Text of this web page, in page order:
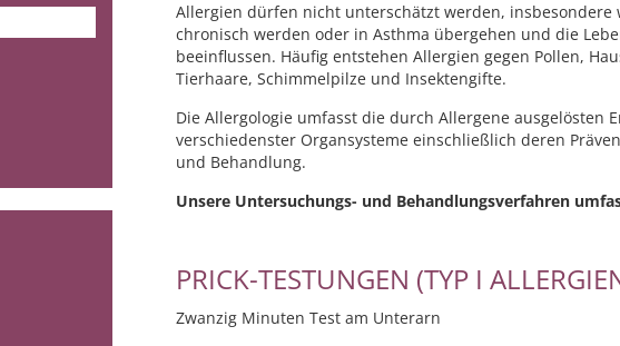
Allergien dürfen nicht unterschätzt werden, insbesondere
chronisch werden oder in Asthma übergehen und die
beeinflussen. Häufig entstehen Allergien gegen Pollen,
Tierhaare, Schimmelpilze und Insektengifte.
Die Allergologie umfasst die durch Allergene ausgelösten
verschiedenster Organsysteme einschließlich deren
und Behandlung.
Unsere Untersuchungs- und Behandlungsverfahren
PRICK-TESTUNGEN (TYP I
Zwanzig Minuten Test am Unterarn